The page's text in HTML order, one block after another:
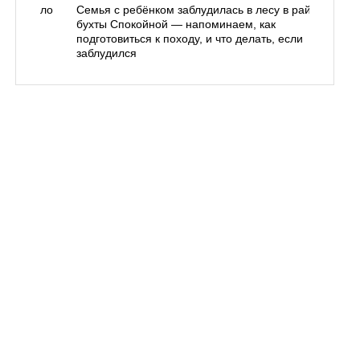
Семья с ребёнком заблудилась в лесу в районе
бухты Спокойной — напоминаем, как
подготовиться к походу, и что делать, если
заблудился